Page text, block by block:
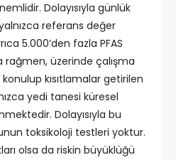
Dolayısıyla günlük
referans değer
5.000’den fazla PFAS
rağmen, üzerinde çalışma
kısıtlamalar getirilen
yedi tanesi küresel
Dolayısıyla bu
toksikoloji testleri yoktur.
olsa da riskin büyüklüğü